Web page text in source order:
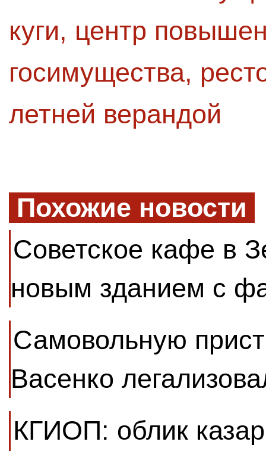
куги, центр
госимущества,
летней верандой
Похожие новости
Советское кафе в
новым зданием с
Самовольную
Васенко
КГИОП: облик